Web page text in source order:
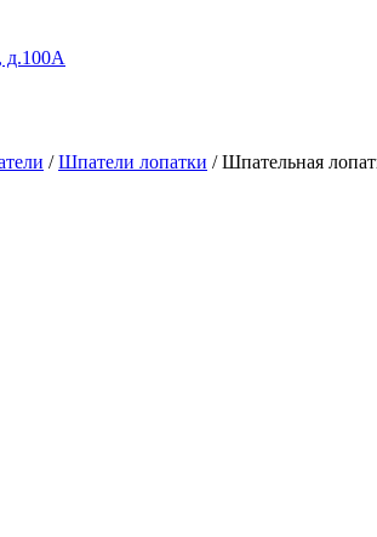
д.100А
/Шпатели лопатки /Шпательная